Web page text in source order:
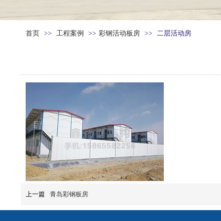
首页 >> 工程案例 >> 彩钢活动板房 >> 二层活动房
上一篇 青岛彩钢板房